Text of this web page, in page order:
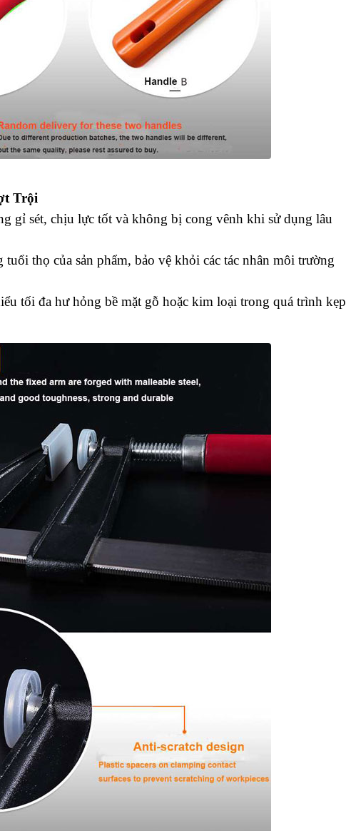
Trội
gỉ sét, chịu lực tốt và không bị cong vênh khi sử dụng lâu
tuổi thọ của sản phẩm, bảo vệ khỏi các tác nhân môi trường
tối đa hư hỏng bề mặt gỗ hoặc kim loại trong quá trình kẹp